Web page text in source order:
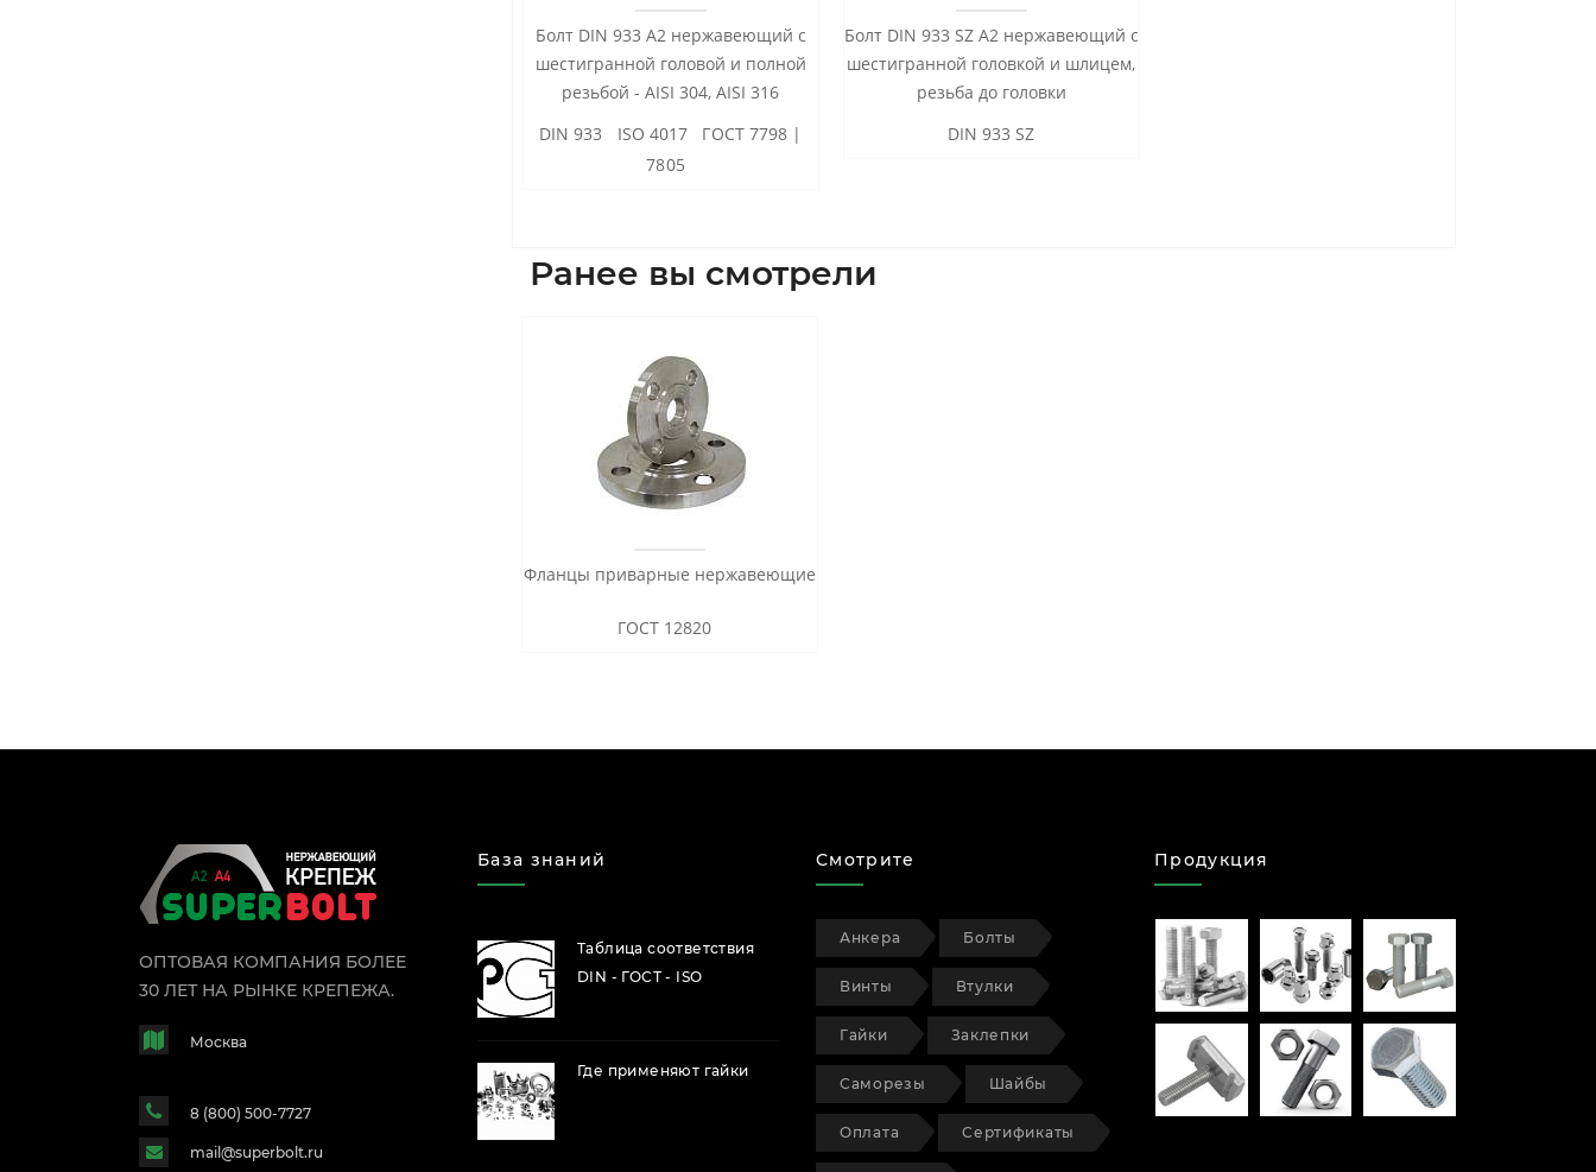
Болт DIN 933 А2 нержавеющий с
шестигранной головой и полной
резьбой - AISI 304, AISI 316
DIN 933 ISO 4017 ГОСТ 7798 |
7805
Болт DIN 933 SZ А2 нержавеющий с
шестигранной головкой и шлицем,
резьба до головки
DIN 933 SZ
Ранее вы смотрели
Фланцы приварные нержавеющие
ГОСТ 12820
ОПТОВАЯ КОМПАНИЯ БОЛЕЕ
30 ЛЕТ НА РЫНКЕ КРЕПЕЖА.
Москва
8 (800) 500-7727
mail@superbolt.ru
База знаний
Таблица соответствия
DIN - ГОСТ - ISO
Где применяют гайки
Смотрите
Анкера Болты
Винты Втулки
Гайки Заклепки
Саморезы Шайбы
Оплата Сертификаты
Продукция